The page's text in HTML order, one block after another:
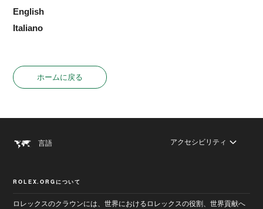
English
Italiano
ホームに戻る
言語 アクセシビリティ
ROLEX.ORGについて
ロレックスのクラウンには、世界におけるロレックスの役割、世界貢献へ